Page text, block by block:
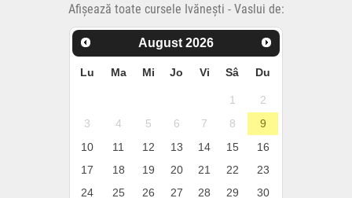
Afișează toate cursele Ivănești - Vaslui de:
August 2026
Lu Ma Mi Jo Vi Sâ Du
1
2
3
4 5 6 7 8
9
10
11 12 13 14 15
16
17
18 19 20 21 22
23
24
25 26 27 28 29
30